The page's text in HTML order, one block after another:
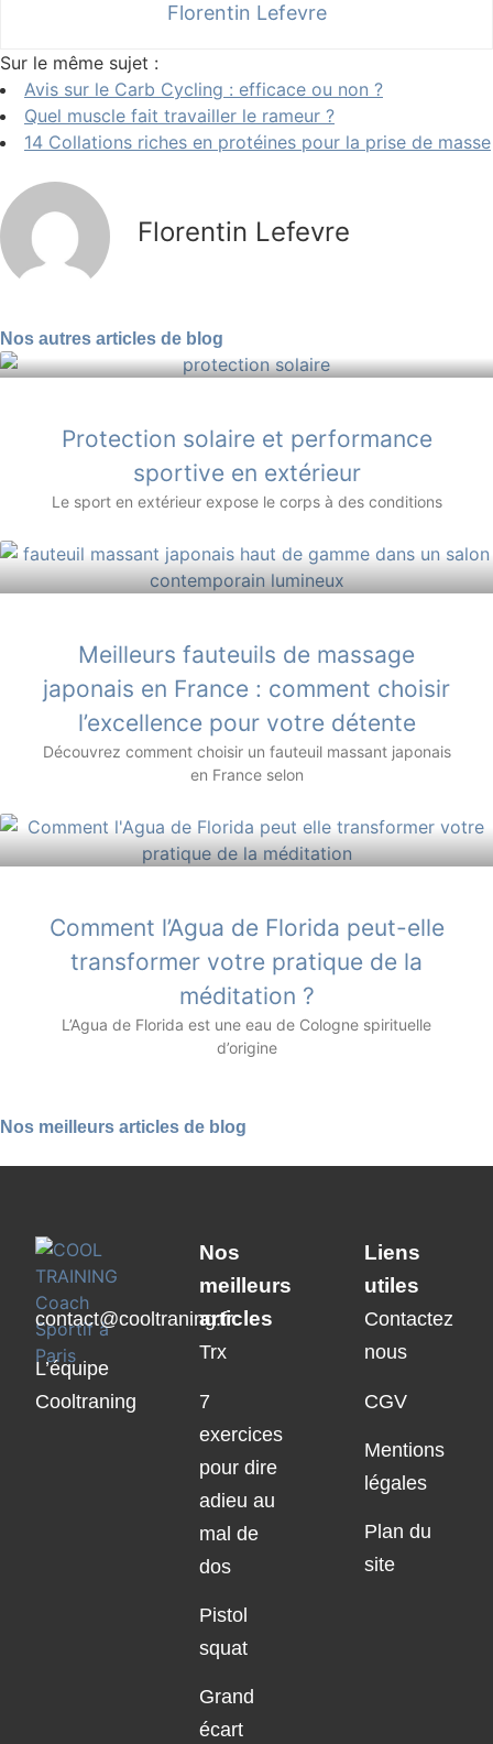
Florentin Lefevre
Sur le même sujet :
Avis sur le Carb Cycling : efficace ou non ?
Quel muscle fait travailler le rameur ?
14 Collations riches en protéines pour la prise de masse
Florentin Lefevre
Nos autres articles de blog
Protection solaire et performance
sportive en extérieur
Le sport en extérieur expose le corps à des conditions
Meilleurs fauteuils de massage
japonais en France : comment choisir
l’excellence pour votre détente
Découvrez comment choisir un fauteuil massant japonais
en France selon
Comment l’Agua de Florida peut-elle
transformer votre pratique de la
méditation ?
L’Agua de Florida est une eau de Cologne spirituelle
d’origine
Nos meilleurs articles de blog
contact@cooltraning.fr
L’équipe
Cooltraning
Nos
meilleurs
articles
Trx
7
exercices
pour dire
adieu au
mal de
dos
Pistol
squat
Grand
écart
Liens
utiles
Contactez
nous
CGV
Mentions
légales
Plan du
site